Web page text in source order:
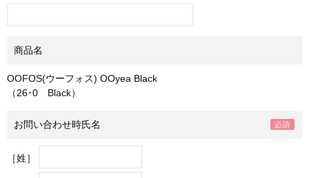
商品名
OOFOS(ウーフォス) OOyea Black
（26･0 Black）
お問い合わせ時氏名
［姓］